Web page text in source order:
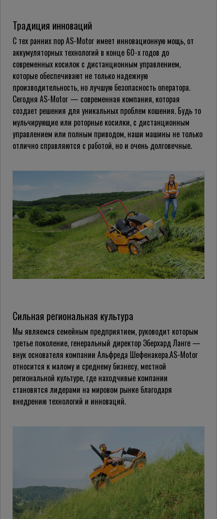
Традиция инноваций
С тех ранних пор AS-Motor имеет инновационную мощь, от
аккумуляторных технологий в конце 60-х годов до
современных косилок с дистанционным управлением,
которые обеспечивают не только надежную
производительность, но лучшую безопасность оператора.
Сегодня AS-Motor — современная компания, которая
создает решения для уникальных проблем кошения. Будь то
мульчирующие или роторные косилки, с дистанционным
управлением или полным приводом, наши машины не только
отлично справляются с работой, но и очень долговечные.
Сильная региональная культура
Мы являемся семейным предприятием, руководит которым
третье поколение, генеральный директор ЭберхардЛанге —
внук основателя компании Альфреда Шефенакера.AS-Motor
относится к малому и среднему бизнесу, местной
региональной культуре, где находчивые компании
становятся лидерами на мировом рынке благодаря
внедрению технологий и инноваций.